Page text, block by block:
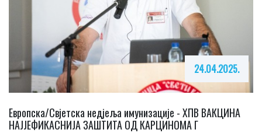
24.04.2025.
Европска/Свјетска недјеља имунизације - ХПВ ВАКЦИНА
НАЈЈЕФИКАСНИЈА ЗАШТИТА ОД КАРЦИНОМА Г